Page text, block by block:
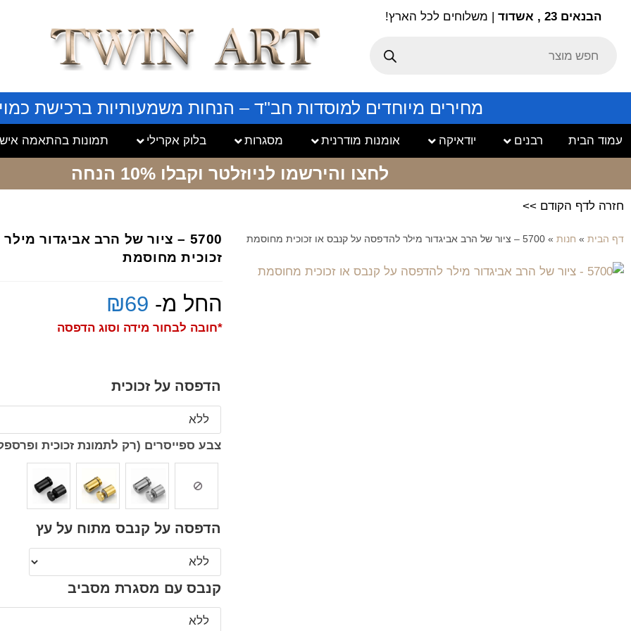
הבנאים 23 , אשדוד | משלוחים לכל הארץ!
מחירים מיוחדים למוסדות חב"ד – הנחות משמעותיות ברכישת
עמוד הבית רבנים יודאיקה אומנות מודרנית מסגרות בלוק אקרילי תמונות בהתאמה
לחצו והירשמו לניוזלטר וקבלו 10% הנחה
חזרה לדף הקודם >>
דף הבית » חנות » 5700 – ציור של הרב אביגדור מילר להדפסה על קנבס או זכוכית מחוסמת
5700 – ציור של הרב אביגדור
זכוכית מחוסמת
החל מ- ₪69
*חובה לבחור מידה וסוג הדפסה
הדפסה על זכוכית
צבע ספייסרים (רק לתמונת זכוכית
הדפסה על קנבס מתוח על עץ
קנבס עם מסגרת מסביב